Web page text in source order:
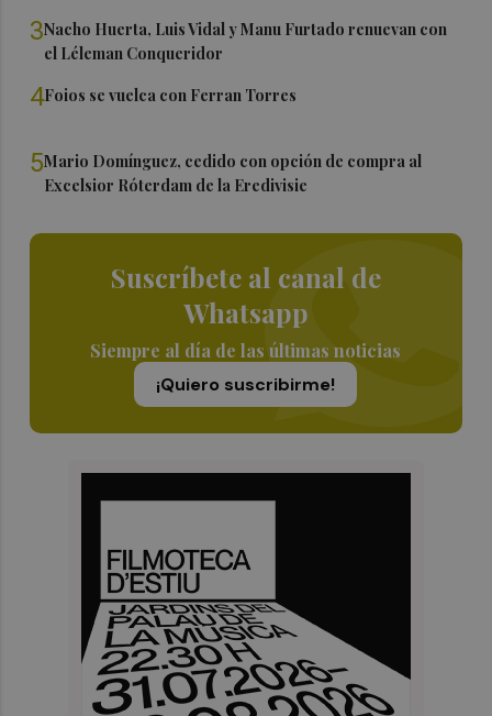
3Nacho Huerta, Luis Vidal y Manu Furtado renuevan con
el Léleman Conqueridor
4Foios se vuelca con Ferran Torres
5Mario Domínguez, cedido con opción de compra al
Excelsior Róterdam de la Eredivisie
Suscríbete al canal de
Whatsapp
Siempre al día de las últimas noticias
¡Quiero suscribirme!